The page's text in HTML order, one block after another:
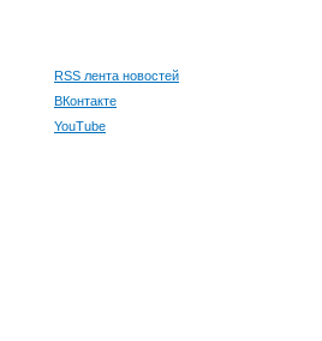
RSS лента новостей
ВКонтакте
YouTube